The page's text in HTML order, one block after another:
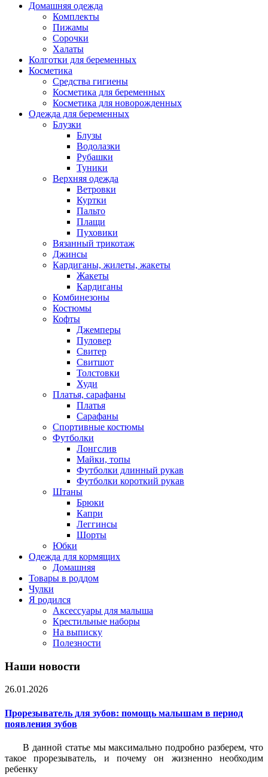
Домашняя одежда
Комплекты
Пижамы
Сорочки
Халаты
Колготки для беременных
Косметика
Cредства гигиены
Косметика для беременных
Косметика для новорожденных
Одежда для беременных
Блузки
Блузы
Водолазки
Рубашки
Туники
Верхняя одежда
Ветровки
Куртки
Пальто
Плащи
Пуховики
Вязанный трикотаж
Джинсы
Кардиганы, жилеты, жакеты
Жакеты
Кардиганы
Комбинезоны
Костюмы
Кофты
Джемперы
Пуловер
Свитер
Свитшот
Толстовки
Худи
Платья, сарафаны
Платья
Сарафаны
Спортивные костюмы
Футболки
Лонгслив
Майки, топы
Футболки длинный рукав
Футболки короткий рукав
Штаны
Брюки
Капри
Леггинсы
Шорты
Юбки
Одежда для кормящих
Домашняя
Товары в роддом
Чулки
Я родился
Аксессуары для малыша
Крестильные наборы
На выписку
Полезности
Наши новости
26.01.2026
Прорезыватель для зубов: помощь малышам в период
появления зубов
В данной статье мы максимально подробно разберем, что
такое прорезыватель, и почему он жизненно необходим
ребенку